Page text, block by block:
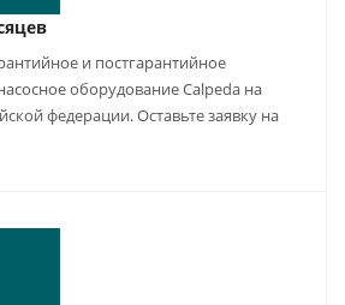
и постгарантийное
оборудование Calpeda на
федерации. Оставьте заявку на